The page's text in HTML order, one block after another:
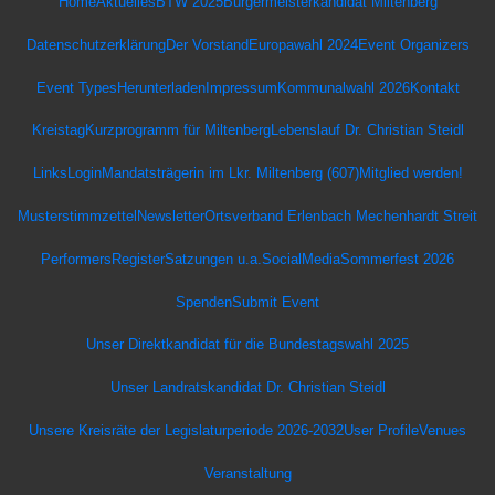
Datenschutz­erklärungDer Vorstand Europawahl 2024Event Organizers
Event TypesHerunterladenImpressumKommunalwahl 2026Kontakt
KreistagKurzprogramm für MiltenbergLebenslauf Dr. Christian Steidl
Links LoginMandatsträgerin im Lkr. Miltenberg (607)Mitglied werden!
Musterstimmzettel NewsletterOrtsverband Erlenbach Mechenhardt Streit
Performers RegisterSatzungen u.a. SocialMediaSommerfest 2026
SpendenSubmit Event
Unser Direktkandidat für die Bundestagswahl 2025
Unser Landratskandidat Dr. Christian Steidl
Unsere Kreisräte der Legislaturperiode 2026-2032User ProfileVenues
Veranstaltung